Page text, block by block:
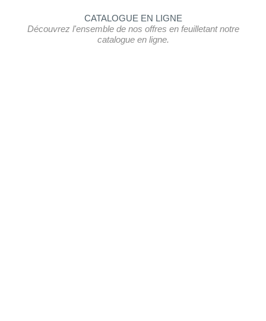
CATALOGUE EN LIGNE
Découvrez l'ensemble de nos offres en feuilletant notre
catalogue en ligne.